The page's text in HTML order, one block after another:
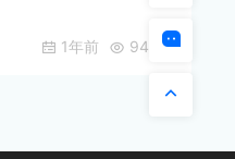
1年前 948